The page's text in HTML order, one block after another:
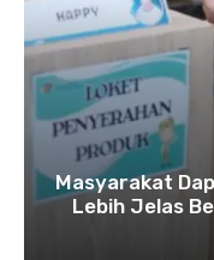
Masyarakat
Lebih Jelas